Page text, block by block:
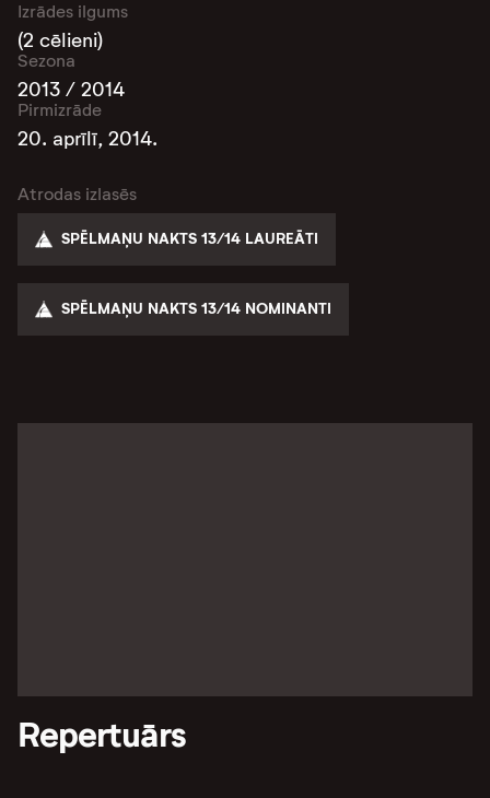
Izrādes ilgums
(2 cēlieni)
Sezona
2013 / 2014
Pirmizrāde
20. aprīlī, 2014.
Atrodas izlasēs
SPĒLMAŅU NAKTS 13/14 LAUREĀTI
SPĒLMAŅU NAKTS 13/14 NOMINANTI
Repertuārs